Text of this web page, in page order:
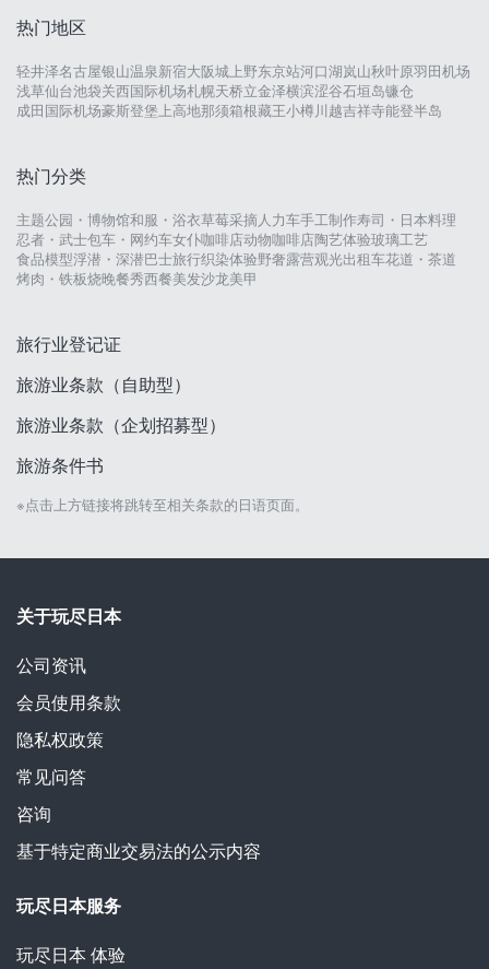
热门地区
轻井泽名古屋银山温泉新宿大阪城 上野东京站河口湖岚山秋叶原羽田机场
浅草仙台池袋关西国际机场札幌天桥立金泽横滨涩谷石垣岛镰仓
成田国际机场豪斯登堡 上高地那须箱根藏王小樽川越吉祥寺能登半岛
热门分类
主题公园・博物馆和服・浴衣草莓采摘人力车手工制作寿司・日本料理
忍者・武士包车・网约车女仆咖啡店动物咖啡店陶艺体验玻璃工艺
食品模型浮潜・深潜巴士旅行织染体验野奢露营观光出租车花道・茶道
烤肉・铁板烧晚餐秀西餐美发沙龙美甲
旅行业登记证
旅游业条款（自助型）
旅游业条款（企划招募型）
旅游条件书
※点击上方链接将跳转至相关条款的日语页面。
关于玩尽日本
公司资讯
会员使用条款
隐私权政策
常见问答
咨询
基于特定商业交易法的公示内容
玩尽日本服务
玩尽日本 体验